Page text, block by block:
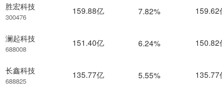
胜宏科技
300476
澜起科技
688008
长鑫科技
688825
159.88亿 7.82% 159.62
151.40亿 6.24% 150.82
135.77亿 5.55% 135.77